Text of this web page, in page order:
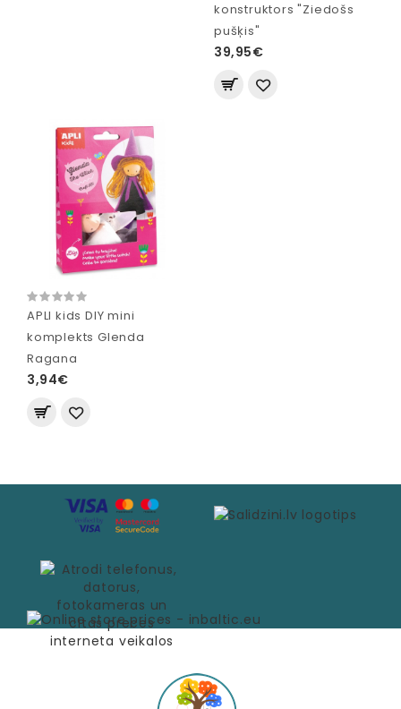
konstruktors "Ziedošs
pušķis"
39,95€
APLI kids DIY mini
komplekts Glenda
Ragana
3,94€